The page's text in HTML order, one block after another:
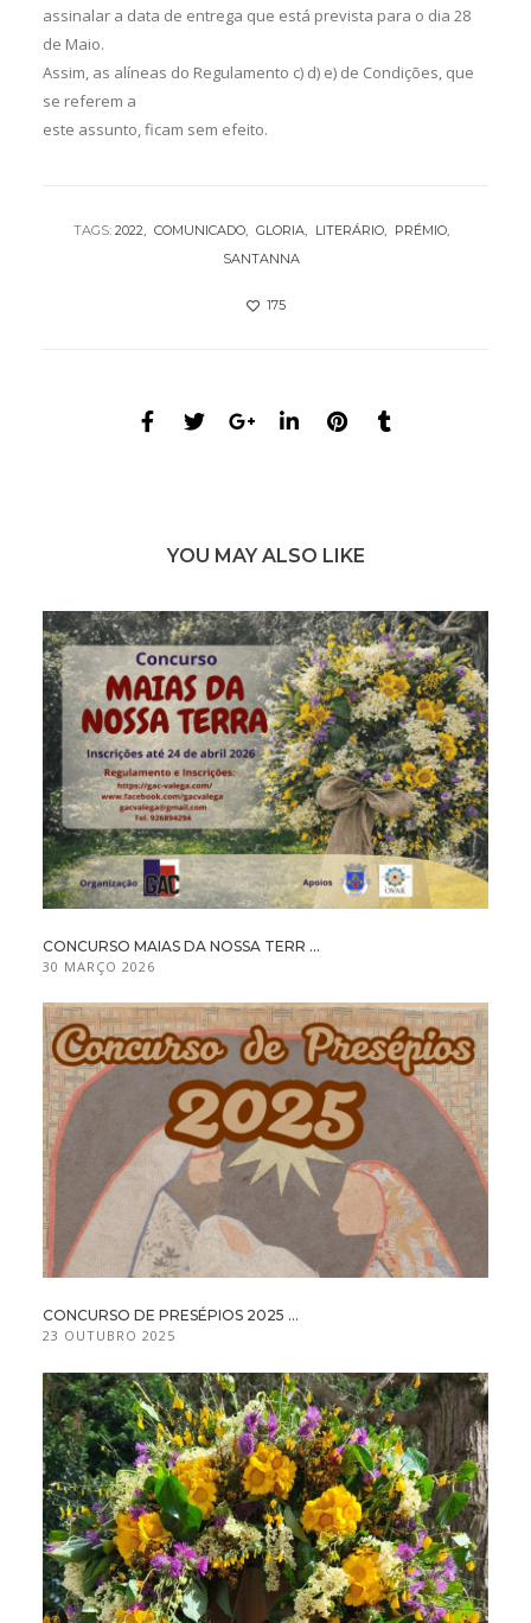
assinalar a data de entrega que está prevista para o dia 28
de Maio.
Assim, as alíneas do Regulamento c) d) e) de Condições, que
se referem a
este assunto, ficam sem efeito.
TAGS: 2022 COMUNICADO GLORIA LITERÁRIO
PRÉMIO
SANTANNA
175
YOU MAY ALSO LIKE
CONCURSO MAIAS DA NOSSA TERR ...
30 MARÇO 2026
CONCURSO DE PRESÉPIOS 2025 ...
23 OUTUBRO 2025